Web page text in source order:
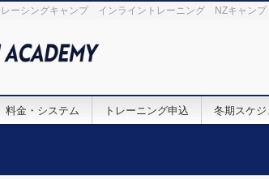
ーシングキャンプ インライントレーニング NZキャンプ
料金・システム トレーニング申込 冬期スケジ